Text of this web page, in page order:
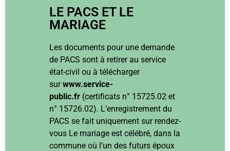
LE PACS ET LE
MARIAGE
Les documents pour une demande
de PACS sont à retirer au service
état-civil ou à télécharger
surwww.service-
public.fr(certificats n° 15725.02 et
n° 15726.02). L’enregistrement du
PACS se fait uniquement sur rendez-
vous Le mariage est célébré, dans la
commune où l’un des futurs époux